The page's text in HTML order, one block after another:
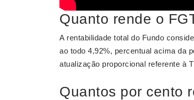
Quanto rende o
A rentabilidade total do Fundo
ao todo 4,92%, percentual acima da
atualização proporcional referente à
Quantos por cento